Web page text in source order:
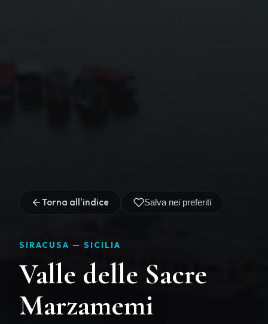
Torna all'indice Salva nei preferiti
SIRACUSA — SICILIA
Valle delle Sacre
Marzamemi